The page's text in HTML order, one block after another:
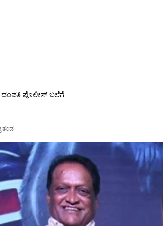
ಪೊಲೀಸ್ ಬಲೆಗೆ
ಭಾರತ-ಪಾಕಿಸ್ತಾನ ಹೈವೋಲ್ಟೇಜ್ ಪಂದ್ಯ